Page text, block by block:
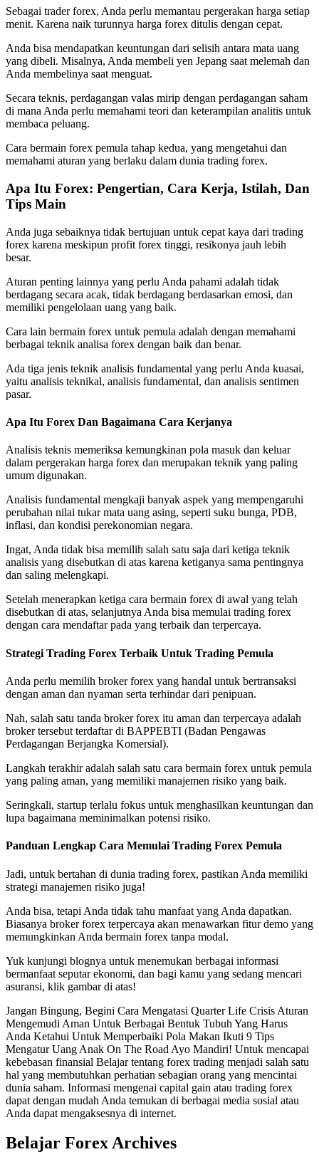
Sebagai trader forex, Anda perlu memantau pergerakan harga setiap
menit. Karena naik turunnya harga forex ditulis dengan cepat.
Anda bisa mendapatkan keuntungan dari selisih antara mata uang
yang dibeli. Misalnya, Anda membeli yen Jepang saat melemah dan
Anda membelinya saat menguat.
Secara teknis, perdagangan valas mirip dengan perdagangan saham
di mana Anda perlu memahami teori dan keterampilan analitis untuk
membaca peluang.
Cara bermain forex pemula tahap kedua, yang mengetahui dan
memahami aturan yang berlaku dalam dunia trading forex.
Apa Itu Forex: Pengertian, Cara Kerja, Istilah, Dan
Tips Main
Anda juga sebaiknya tidak bertujuan untuk cepat kaya dari trading
forex karena meskipun profit forex tinggi, resikonya jauh lebih
besar.
Aturan penting lainnya yang perlu Anda pahami adalah tidak
berdagang secara acak, tidak berdagang berdasarkan emosi, dan
memiliki pengelolaan uang yang baik.
Cara lain bermain forex untuk pemula adalah dengan memahami
berbagai teknik analisa forex dengan baik dan benar.
Ada tiga jenis teknik analisis fundamental yang perlu Anda kuasai,
yaitu analisis teknikal, analisis fundamental, dan analisis sentimen
pasar.
Apa Itu Forex Dan Bagaimana Cara Kerjanya
Analisis teknis memeriksa kemungkinan pola masuk dan keluar
dalam pergerakan harga forex dan merupakan teknik yang paling
umum digunakan.
Analisis fundamental mengkaji banyak aspek yang mempengaruhi
perubahan nilai tukar mata uang asing, seperti suku bunga, PDB,
inflasi, dan kondisi perekonomian negara.
Ingat, Anda tidak bisa memilih salah satu saja dari ketiga teknik
analisis yang disebutkan di atas karena ketiganya sama pentingnya
dan saling melengkapi.
Setelah menerapkan ketiga cara bermain forex di awal yang telah
disebutkan di atas, selanjutnya Anda bisa memulai trading forex
dengan cara mendaftar pada yang terbaik dan terpercaya.
Strategi Trading Forex Terbaik Untuk Trading Pemula
Anda perlu memilih broker forex yang handal untuk bertransaksi
dengan aman dan nyaman serta terhindar dari penipuan.
Nah, salah satu tanda broker forex itu aman dan terpercaya adalah
broker tersebut terdaftar di BAPPEBTI (Badan Pengawas
Perdagangan Berjangka Komersial).
Langkah terakhir adalah salah satu cara bermain forex untuk pemula
yang paling aman, yang memiliki manajemen risiko yang baik.
Seringkali, startup terlalu fokus untuk menghasilkan keuntungan dan
lupa bagaimana meminimalkan potensi risiko.
Panduan Lengkap Cara Memulai Trading Forex Pemula
Jadi, untuk bertahan di dunia trading forex, pastikan Anda memiliki
strategi manajemen risiko juga!
Anda bisa, tetapi Anda tidak tahu manfaat yang Anda dapatkan.
Biasanya broker forex terpercaya akan menawarkan fitur demo yang
memungkinkan Anda bermain forex tanpa modal.
Yuk kunjungi blognya untuk menemukan berbagai informasi
bermanfaat seputar ekonomi, dan bagi kamu yang sedang mencari
asuransi, klik gambar di atas!
Jangan Bingung, Begini Cara Mengatasi Quarter Life Crisis Aturan
Mengemudi Aman Untuk Berbagai Bentuk Tubuh Yang Harus
Anda Ketahui Untuk Memperbaiki Pola Makan Ikuti 9 Tips
Mengatur Uang Anak On The Road Ayo Mandiri! Untuk mencapai
kebebasan finansial Belajar tentang forex trading menjadi salah satu
hal yang membutuhkan perhatian sebagian orang yang mencintai
dunia saham. Informasi mengenai capital gain atau trading forex
dapat dengan mudah Anda temukan di berbagai media sosial atau
Anda dapat mengaksesnya di internet.
Belajar Forex Archives